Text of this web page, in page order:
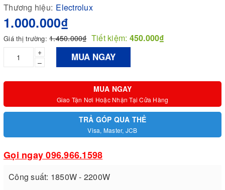
Thương hiệu: Electrolux
1.000.000₫
Giá thị trường: 1.450.000₫ Tiết kiệm: 450.000₫
+
–
MUA NGAY
MUA NGAY
Giao Tận Nơi Hoặc Nhận Tại Cửa Hàng
TRẢ GÓP QUA THẺ
Visa, Master, JCB
Gọi ngay 096.966.1598
Công suất: 1850W - 2200W